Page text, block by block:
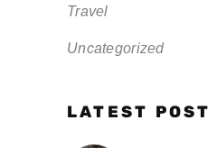
Travel
Uncategorized
LATEST POST